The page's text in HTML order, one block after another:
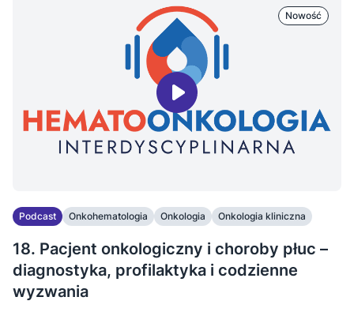
Nowość
Podcast Onkohematologia Onkologia Onkologia kliniczna
18. Pacjent onkologiczny i choroby płuc –
diagnostyka, profilaktyka i codzienne
wyzwania